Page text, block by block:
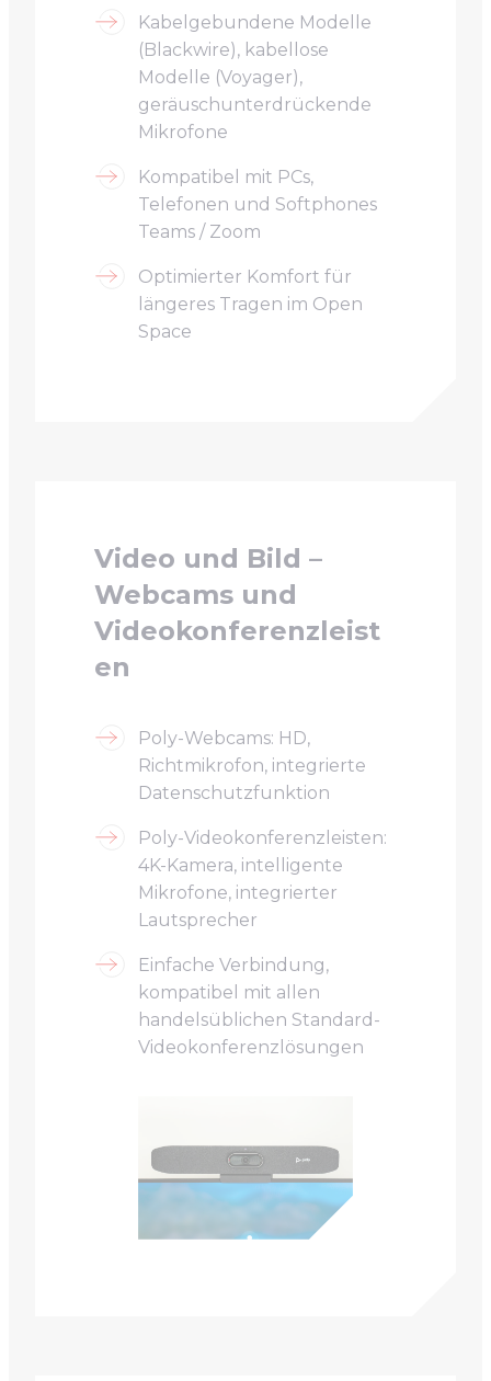
Kabelgebundene Modelle
(Blackwire), kabellose
Modelle (Voyager),
geräuschunterdrückende
Mikrofone
Kompatibel mit PCs,
Telefonen und Softphones
Teams / Zoom
Optimierter Komfort für
längeres Tragen im Open
Space
Video und Bild –
Webcams und
Videokonferenzleist
en
Poly-Webcams: HD,
Richtmikrofon, integrierte
Datenschutzfunktion
Poly-Videokonferenzleisten:
4K-Kamera, intelligente
Mikrofone, integrierter
Lautsprecher
Einfache Verbindung,
kompatibel mit allen
handelsüblichen Standard-
Videokonferenzlösungen